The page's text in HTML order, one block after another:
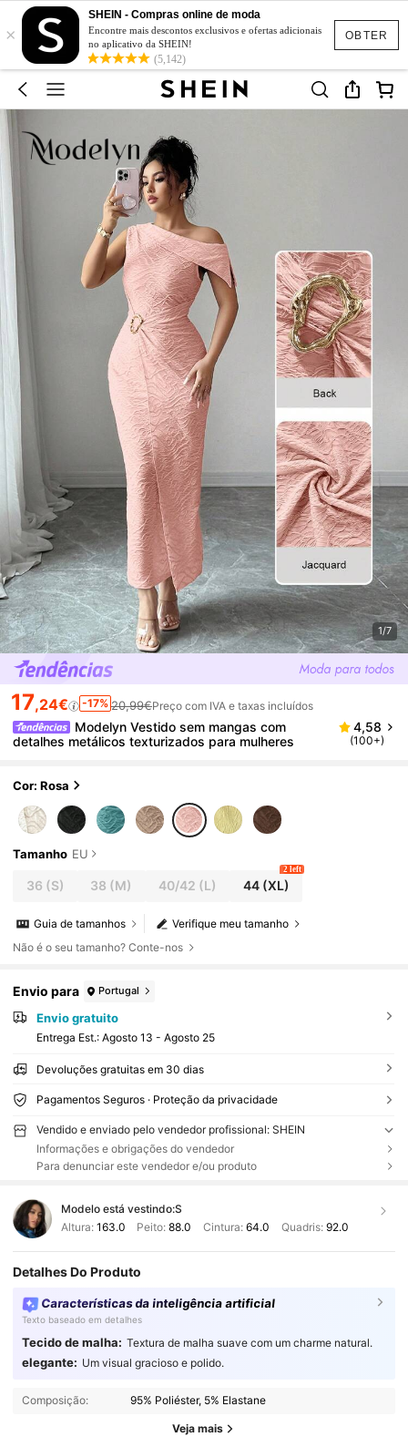
OBTER
×
SHEIN - Compras online de moda
Encontre mais descontos exclusivos e ofertas adicionais
no aplicativo da SHEIN!
(5,142)
1/7
17,24€ -17% 20,99€Preço com IVA e taxas incluídos
Modelyn Vestido sem mangas com
detalhes metálicos texturizados para mulheres
4,58
(100+)
Cor: Rosa
Tamanho EU
36 (S) 38 (M) 40/42 (L) 44(XL)
2 left
Verifique meu tamanho
Guia de tamanhos
Não é o seu tamanho? Conte-nos
Envio para Portugal
Envio gratuito
Entrega Est.: Agosto 13 - Agosto 25
Devoluções gratuitas em 30 dias
Pagamentos Seguros · Proteção da privacidade
Vendido e enviado pelo vendedor profissional: SHEIN
Informações e obrigações do vendedor
Para denunciar este vendedor e/ou produto
Modelo está vestindo:S
Altura: 163.0 Peito:88.0 Cintura: 64.0 Quadris: 92.0
Detalhes Do Produto
Características da inteligência artificial
Texto baseado em detalhes
Tecido de malha: Textura de malha suave com um charme natural.
elegante: Um visual gracioso e polido.
Composição: 95% Poliéster, 5% Elastane
Veja mais